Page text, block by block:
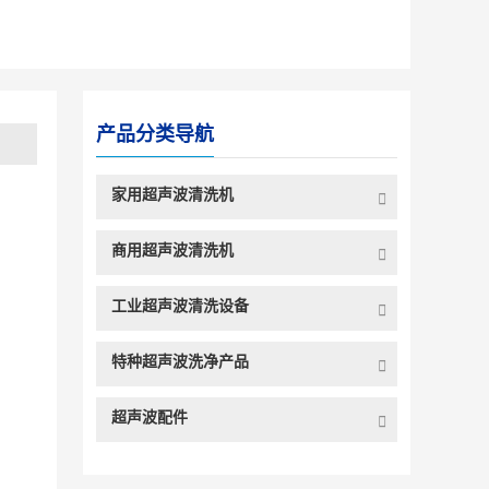
产品分类导航
家用超声波清洗机
商用超声波清洗机
工业超声波清洗设备
特种超声波洗净产品
超声波配件